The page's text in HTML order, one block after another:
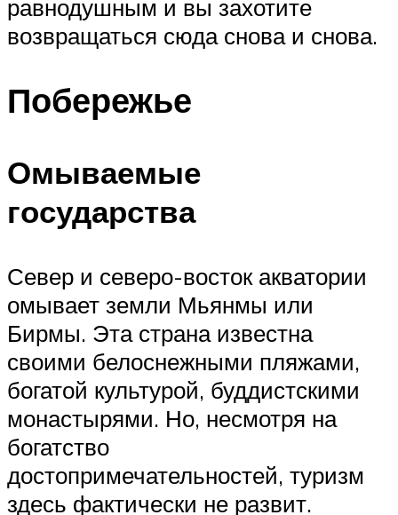
равнодушным и вы захотите
возвращаться сюда снова и снова.
Побережье
Омываемые
государства
Север и северо-восток акватории
омывает земли Мьянмы или
Бирмы. Эта страна известна
своими белоснежными пляжами,
богатой культурой, буддистскими
монастырями. Но, несмотря на
богатство
достопримечательностей, туризм
здесь фактически не развит.